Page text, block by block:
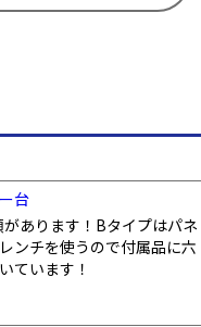
台
あります！Bタイプはパネ
ンチを使うので付属品に六
ています！